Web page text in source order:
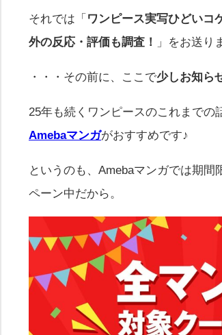
それでは「 ワンピース実写ひどいコ
外の反応・評価も調査！
」をお送り
・・・その前に、ここで少しお知ら
25年も続くワンピースのこれまでの
Amebaマンガがおすすめです♪
というのも、Amebaマンガでは期間
ペーン中だから。